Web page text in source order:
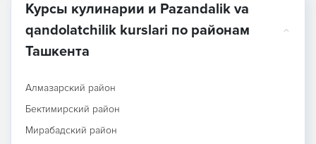
Курсы кулинарии и Pazandalik va
qandolatchilik kurslari по районам
Ташкента
Алмазарский район
Бектимирский район
Мирабадский район